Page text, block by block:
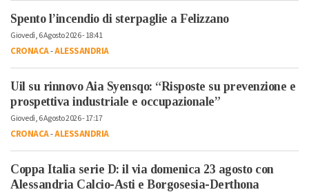
Spento l’incendio di sterpaglie a Felizzano
Giovedì, 6 Agosto 2026 - 18:41
CRONACA-ALESSANDRIA
Uil su rinnovo Aia Syensqo: “Risposte su prevenzione e
prospettiva industriale e occupazionale”
Giovedì, 6 Agosto 2026 - 17:17
CRONACA-ALESSANDRIA
Coppa Italia serie D: il via domenica 23 agosto con
Alessandria Calcio-Asti e Borgosesia-Derthona